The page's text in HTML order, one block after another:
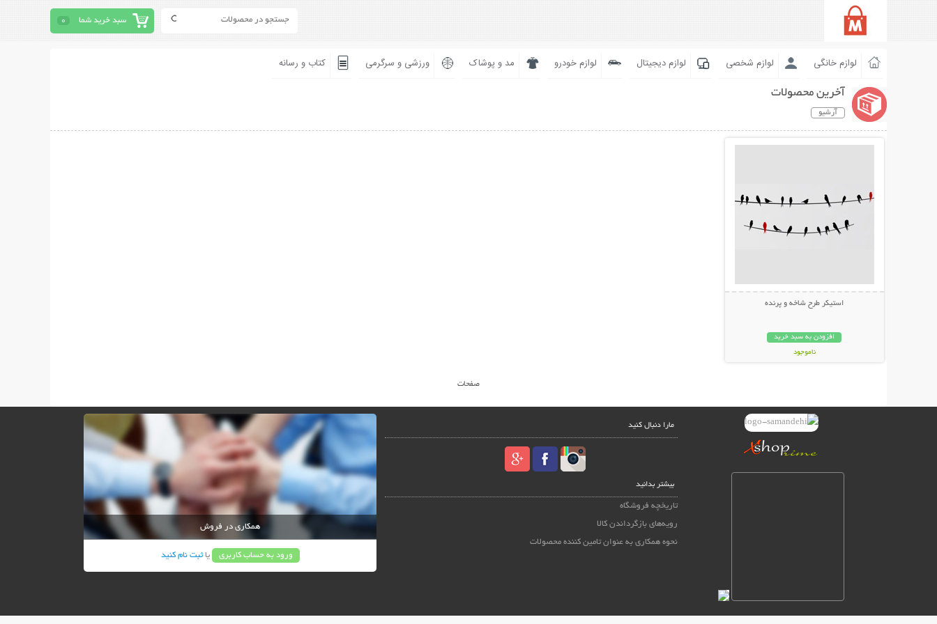
سبد خرید شما 0
لوازم خانگی لوازم شخصی لوازم دیجیتال لوازم خودرو مد و پوشاک ورزشی و سرگرمی کتاب و رسانه
آخرین محصولات
آرشیو
استیکر طرح شاخه و پرنده
افزودن به سبد خرید
ناموجود
صفحات
مارا دنبال کنید
بیشتر بدانید
تاریخچه فروشگاه
رویه‌های بازگرداندن کالا
نحوه همکاری به عنوان تامین کننده محصولات
همکاری در فروش
ورود به حساب کاربری یاثبت نام کنید